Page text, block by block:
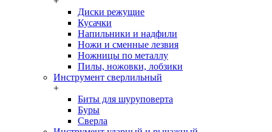
Диски режущие
Кусачки
Напильники и надфили
Ножи и сменные лезвия
Ножницы по металлу
Пилы, ножовки, лобзики
Инструмент сверлильный
+
Биты для шуруповерта
Буры
Сверла